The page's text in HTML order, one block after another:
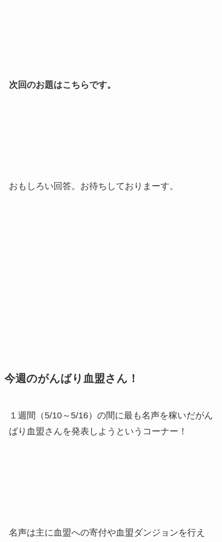
次回のお題はこちらです。
おもしろい回答。お待ちしておりまーす。
今週のがんばり血盟さん！
１週間（5/10～5/16）の間に最も名声を稼いだがん
ばり血盟さんを発表しようというコーナー！
名声は主に血盟への寄付や血盟ダンジョンを行え